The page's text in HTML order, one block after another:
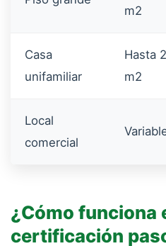
m2
Casa
unifamiliar
Hasta
m2
Local
comercial
¿Cómo funciona
certificación